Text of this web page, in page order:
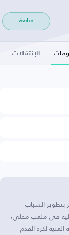
متابعة
الإنتقالات
بتطوير الشباب
في ملعب محلي،
لكرة القدم